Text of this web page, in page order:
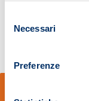
delNecessari
Preferenze
Pistoia 01680210505 –